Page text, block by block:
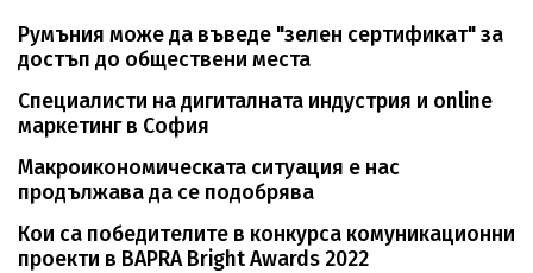
Румъния може да въведе "зелен сертификат" за
достъп до обществени места
Специалисти на дигиталната индустрия и online
маркетинг в София
Mакроикономическата ситуация е нас
продължава да се подобрява
Кои са победителите в конкурса комуникационни
проекти в BAPRA Bright Awards 2022